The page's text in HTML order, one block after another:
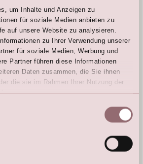
um Inhalte und Anzeigen zu
für soziale Medien anbieten zu
auf unsere Website zu analysieren.
zu Ihrer Verwendung unserer
für soziale Medien, Werbung und
Partner führen diese Informationen
Daten zusammen, die Sie ihnen
die sie im Rahmen Ihrer Nutzung der